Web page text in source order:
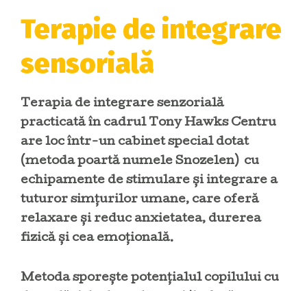
Terapie de integrare
sensorială
Terapia de integrare senzorială
practicată în cadrul Tony Hawks Centru
are loc într-un cabinet special dotat
(metoda poartă numele Snozelen) cu
echipamente de stimulare și integrare a
tuturor simțurilor umane, care oferă
relaxare și reduc anxietatea, durerea
fizică și cea emoțională.
Metoda sporește potențialul copilului cu